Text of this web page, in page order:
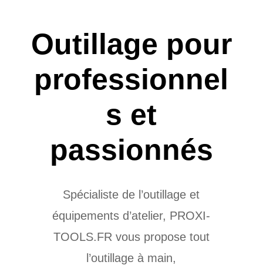
Outillage pour
professionnel
s et
passionnés
Spécialiste de l’outillage et
équipements d’atelier, PROXI-
TOOLS.FR vous propose tout
l’outillage à main,